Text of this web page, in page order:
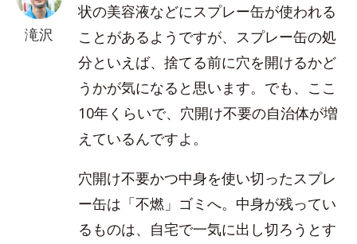
滝沢
状の美容液などにスプレー缶が使われる
ことがあるようですが、スプレー缶の処
分といえば、捨てる前に穴を開けるかど
うかが気になると思います。でも、ここ
10年くらいで、穴開け不要の自治体が増
えているんですよ。
穴開け不要かつ中身を使い切ったスプレ
ー缶は「不燃」ゴミへ。中身が残ってい
るものは、自宅で一気に出し切ろうとす